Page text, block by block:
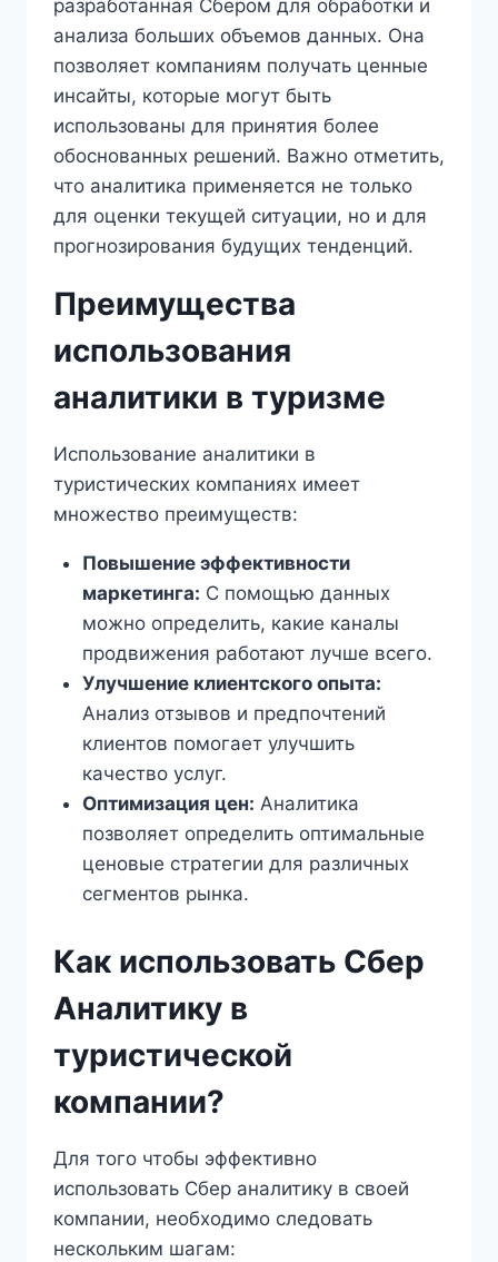
разработанная Сбером для обработки и
анализа больших объемов данных. Она
позволяет компаниям получать ценные
инсайты, которые могут быть
использованы для принятия более
обоснованных решений. Важно отметить,
что аналитика применяется не только
для оценки текущей ситуации, но и для
прогнозирования будущих тенденций.
Преимущества
использования
аналитики в туризме
Использование аналитики в
туристических компаниях имеет
множество преимуществ:
Повышение эффективности
маркетинга: С помощью данных
можно определить, какие каналы
продвижения работают лучше всего.
Улучшение клиентского опыта:
Анализ отзывов и предпочтений
клиентов помогает улучшить
качество услуг.
Оптимизация цен: Аналитика
позволяет определить оптимальные
ценовые стратегии для различных
сегментов рынка.
Как использовать Сбер
Аналитику в
туристической
компании?
Для того чтобы эффективно
использовать Сбер аналитику в своей
компании, необходимо следовать
нескольким шагам: